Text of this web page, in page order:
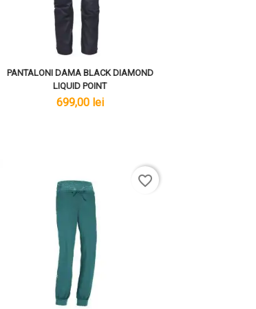
PANTALONI DAMA BLACK DIAMOND
LIQUID POINT
lei
699,00 lei
favorite_border